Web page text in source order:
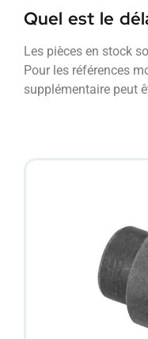
Quel est le
Les pièces en stock
Pour les références
supplémentaire peut